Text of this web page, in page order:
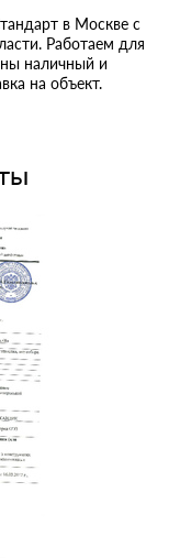
в Москве с
Работаем для
наличный и
на объект.